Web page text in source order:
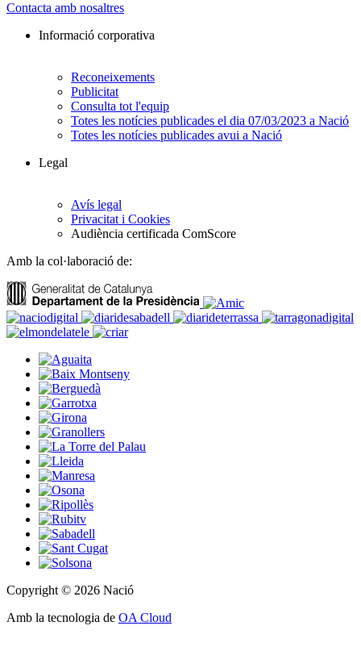
Contacta amb nosaltres
Informació corporativa
Reconeixements
Publicitat
Consulta tot l'equip
Totes les notícies publicades el dia 07/03/2023 a Nació
Totes les notícies publicades avui a Nació
Legal
Avís legal
Privacitat i Cookies
Audiència certificada ComScore
Amb la col·laboració de:
Copyright © 2026 Nació
Amb la tecnologia de OA Cloud